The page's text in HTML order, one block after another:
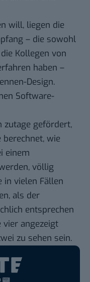
will, liegen die
– die sowohl
Kollegen von
haben –
Design.
Software-
zutage gefördert,
wie
einem
völlig
in vielen Fällen
als der
entsprechen
angezeigt
zu sehen sein.